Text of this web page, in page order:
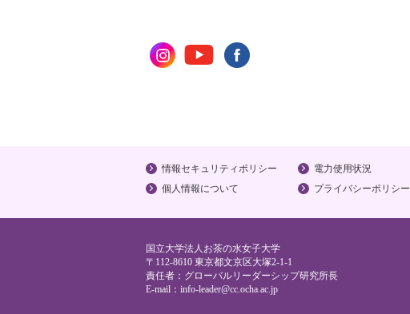
情報セキュリティポリシー 電力使用状況
個人情報について プライバシーポリシー
国立大学法人お茶の水女子大学
〒112-8610 東京都文京区大塚2-1-1
責任者：グローバルリーダーシップ研究所長
E-mail： info-leader@cc.ocha.ac.jp